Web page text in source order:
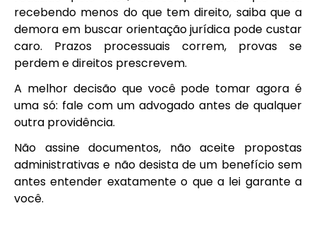
recebendo menos do que tem direito, saiba que a
demora em buscar orientação jurídica pode custar
caro. Prazos processuais correm, provas se
perdem e direitos prescrevem.
A melhor decisão que você pode tomar agora é
uma só: fale com um advogado antes de qualquer
outra providência.
Não assine documentos, não aceite propostas
administrativas e não desista de um benefício sem
antes entender exatamente o que a lei garante a
você.